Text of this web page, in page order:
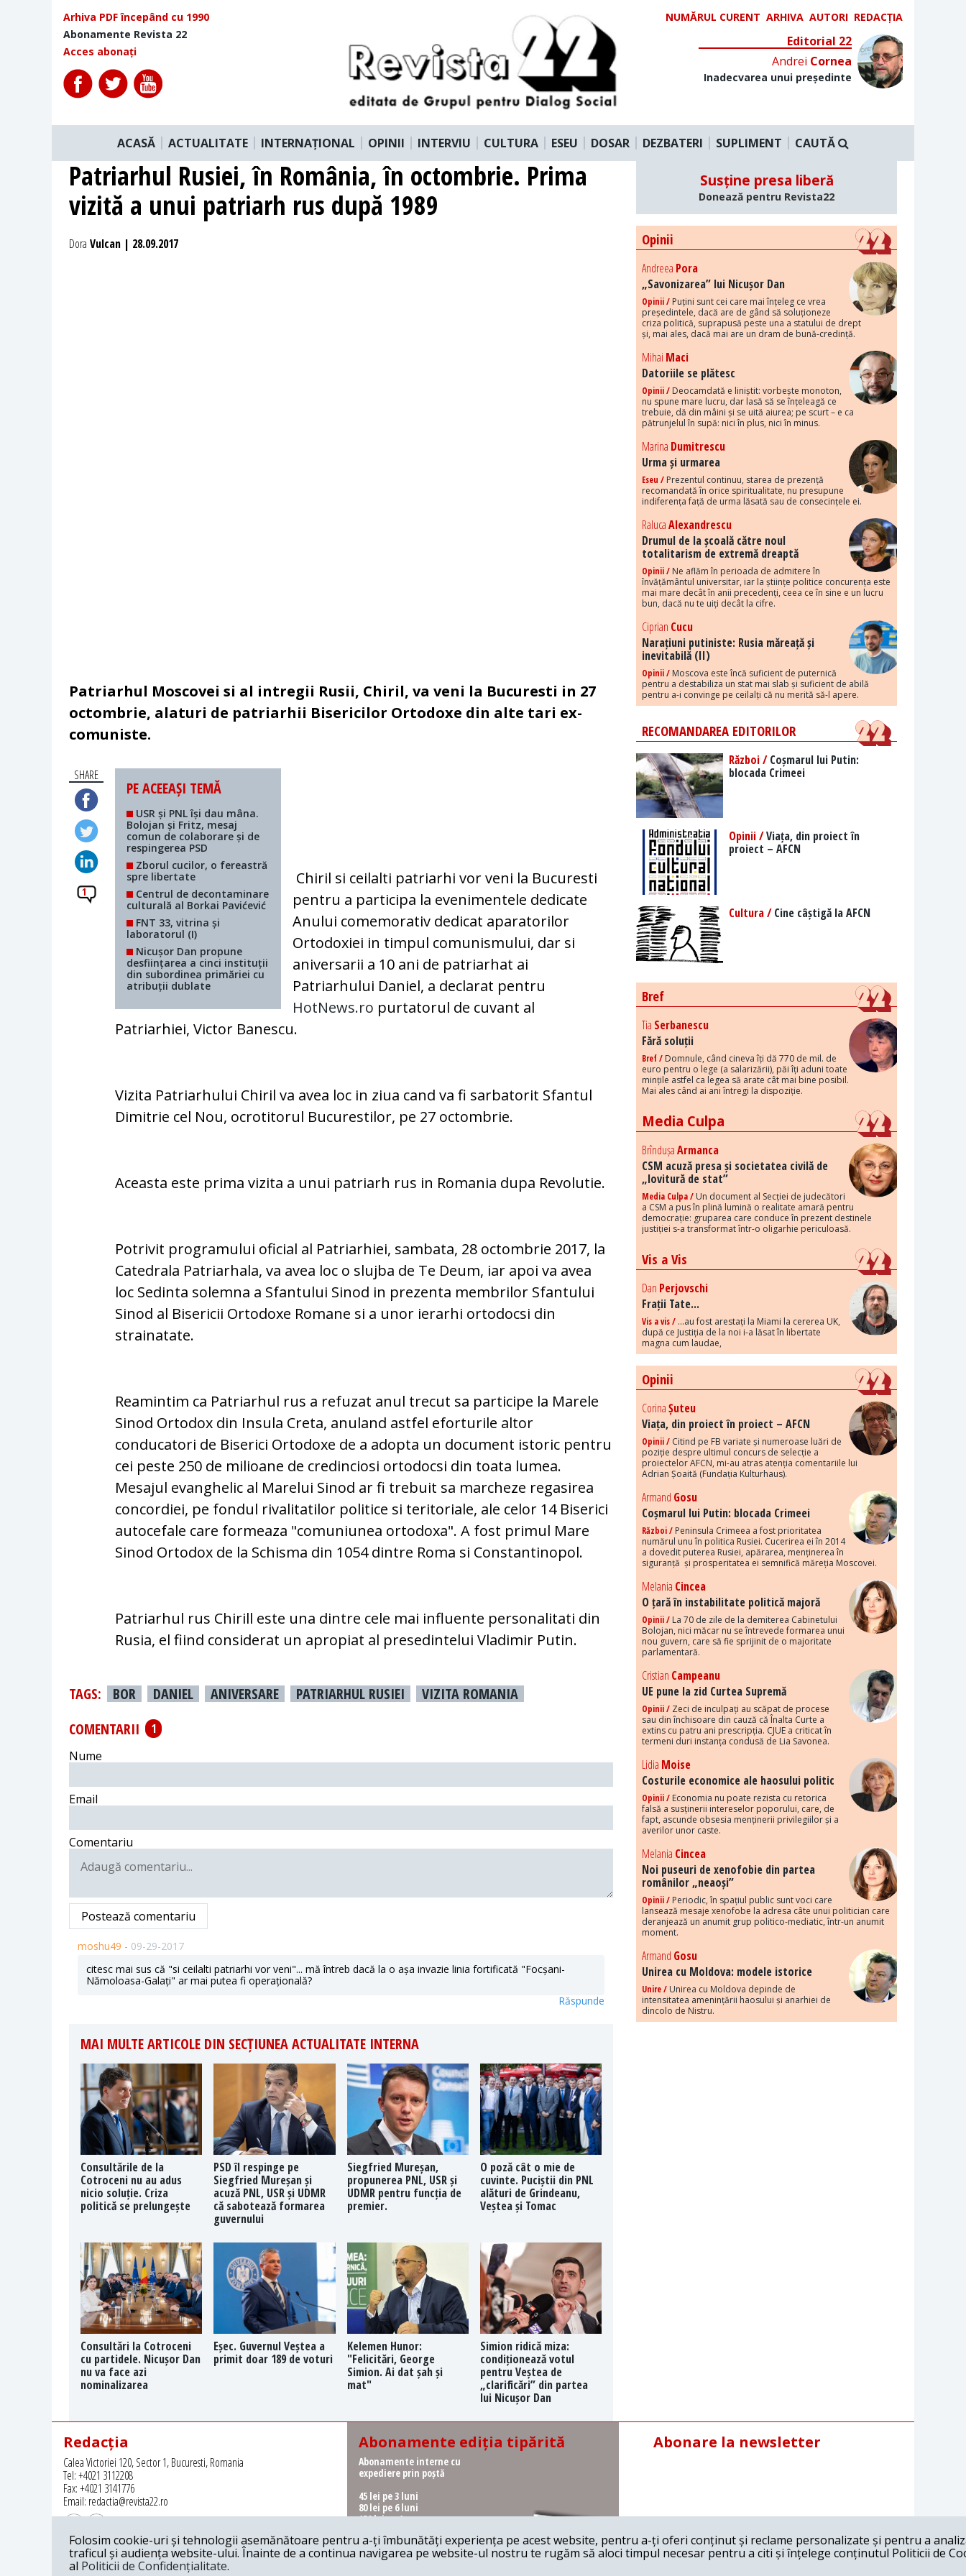
Arhiva PDF începând cu 1990
Abonamente Revista 22
Acces abonați
NUMĂRUL CURENT ARHIVA AUTORI REDACȚIA
Editorial 22
Andrei Cornea
Inadecvarea unui președinte
ACASĂ ACTUALITATE INTERNAȚIONAL OPINII INTERVIU CULTURA ESEU DOSAR DEZBATERI SUPLIMENT CAUTĂ
Patriarhul Rusiei, în România, în octombrie. Prima
vizită a unui patriarh rus după 1989
Dora Vulcan | 28.09.2017
Patriarhul Moscovei si al intregii Rusii, Chiril, va veni la Bucuresti in 27
octombrie, alaturi de patriarhii Bisericilor Ortodoxe din alte tari ex-
comuniste.
SHARE
1
PE ACEEAȘI TEMĂ
USR și PNL își dau mâna.
Bolojan și Fritz, mesaj
comun de colaborare și de
respingerea PSD
Zborul cucilor, o fereastră
spre libertate
Centrul de decontaminare
culturală al Borkai Pavićević
FNT 33, vitrina și
laboratorul (I)
Nicușor Dan propune
desființarea a cinci instituții
din subordinea primăriei cu
atribuții dublate
Chiril si ceilalti patriarhi vor veni la Bucuresti
pentru a participa la evenimentele dedicate
Anului comemorativ dedicat aparatorilor
Ortodoxiei in timpul comunismului, dar si
aniversarii a 10 ani de patriarhat ai
Patriarhului Daniel, a declarat pentru
HotNews.ro purtatorul de cuvant al
Patriarhiei, Victor Banescu.
Vizita Patriarhului Chiril va avea loc in ziua cand va fi sarbatorit Sfantul
Dimitrie cel Nou, ocrotitorul Bucurestilor, pe 27 octombrie.
Aceasta este prima vizita a unui patriarh rus in Romania dupa Revolutie.
Potrivit programului oficial al Patriarhiei, sambata, 28 octombrie 2017, la
Catedrala Patriarhala, va avea loc o slujba de Te Deum, iar apoi va avea
loc Sedinta solemna a Sfantului Sinod in prezenta membrilor Sfantului
Sinod al Bisericii Ortodoxe Romane si a unor ierarhi ortodocsi din
strainatate.
Reamintim ca Patriarhul rus a refuzat anul trecut sa participe la Marele
Sinod Ortodox din Insula Creta, anuland astfel eforturile altor
conducatori de Biserici Ortodoxe de a adopta un document istoric pentru
cei peste 250 de milioane de credinciosi ortodocsi din toata lumea.
Mesajul evanghelic al Marelui Sinod ar fi trebuit sa marcheze regasirea
concordiei, pe fondul rivalitatilor politice si teritoriale, ale celor 14 Biserici
autocefale care formeaza "comuniunea ortodoxa". A fost primul Mare
Sinod Ortodox de la Schisma din 1054 dintre Roma si Constantinopol.
Patriarhul rus Chirill este una dintre cele mai influente personalitati din
Rusia, el fiind considerat un apropiat al presedintelui Vladimir Putin.
TAGS: BOR DANIEL ANIVERSARE PATRIARHUL RUSIEI
VIZITA ROMANIA
COMENTARII
1
Nume
Email
Comentariu
Postează comentariu
moshu49 - 09-29-2017
citesc mai sus că "si ceilalti patriarhi vor veni"... mă întreb dacă la o așa invazie linia fortificată "Focșani-
Nămoloasa-Galați" ar mai putea fi operațională?
Răspunde
MAI MULTE ARTICOLE DIN SECȚIUNEA ACTUALITATE INTERNA
Consultările de la
Cotroceni nu au adus
nicio soluție. Criza
politică se prelungește
PSD îl respinge pe
Siegfried Mureșan și
acuză PNL, USR și UDMR
că sabotează formarea
guvernului
Siegfried Mureșan,
propunerea PNL, USR și
UDMR pentru funcția de
premier.
O poză cât o mie de
cuvinte. Puciștii din PNL
alături de Grindeanu,
Veștea și Tomac
Consultări la Cotroceni
cu partidele. Nicușor Dan
nu va face azi
nominalizarea
Eșec. Guvernul Veștea a
primit doar 189 de voturi
Kelemen Hunor:
"Felicitări, George
Simion. Ai dat șah și
mat"
Simion ridică miza:
condiționează votul
pentru Veștea de
„clarificări” din partea
lui Nicușor Dan
Susține presa liberă
Donează pentru Revista22
Opinii
Andreea Pora
„Savonizarea” lui Nicușor Dan
Opinii / Puțini sunt cei care mai înțeleg ce vrea
președintele, dacă are de gând să soluționeze
criza politică, suprapusă peste una a statului de drept
și, mai ales, dacă mai are un dram de bună-credință.
Mihai Maci
Datoriile se plătesc
Opinii / Deocamdată e liniștit: vorbește monoton,
nu spune mare lucru, dar lasă să se înțeleagă ce
trebuie, dă din mâini și se uită aiurea; pe scurt – e ca
pătrunjelul în supă: nici în plus, nici în minus.
Marina Dumitrescu
Urma și urmarea
Eseu / Prezentul continuu, starea de prezență
recomandată în orice spiritualitate, nu presupune
indiferența față de urma lăsată sau de consecințele ei.
RalucaAlexandrescu
Drumul de la școală către noul
totalitarism de extremă dreaptă
Opinii / Ne aflăm în perioada de admitere în
învățământul universitar, iar la științe politice concurența este
mai mare decât în anii precedenți, ceea ce în sine e un lucru
bun, dacă nu te uiți decât la cifre.
Ciprian Cucu
Narațiuni putiniste: Rusia măreață și
inevitabilă (II)
Opinii / Moscova este încă suficient de puternică
pentru a destabiliza un stat mai slab și suficient de abilă
pentru a-i convinge pe ceilalți că nu merită să-l apere.
RECOMANDAREA EDITORILOR
Război /Coșmarul lui Putin:
blocada Crimeei
Opinii /Viața, din proiect în
proiect – AFCN
Cultura /Cine câștigă la AFCN
Bref
Tia Serbanescu
Fără soluții
Bref / Domnule, când cineva îți dă 770 de mil. de
euro pentru o lege (a salarizării), păi îți aduni toate
mințile astfel ca legea să arate cât mai bine posibil.
Mai ales când ai ani întregi la dispoziție.
Media Culpa
BrîndușaArmanca
CSM acuză presa și societatea civilă de
„lovitură de stat”
Media Culpa / Un document al Secției de judecători
a CSM a pus în plină lumină o realitate amară pentru
democrație: gruparea care conduce în prezent destinele
justiției s-a transformat într-o oligarhie periculoasă.
Vis a Vis
Dan Perjovschi
Frații Tate...
Vis a vis / ...au fost arestați la Miami la cererea UK,
după ce Justiția de la noi i-a lăsat în libertate
magna cum laudae,
Opinii
CorinaȘuteu
Viața, din proiect în proiect – AFCN
Opinii / Citind pe FB variate și numeroase luări de
poziție despre ultimul concurs de selecție a
proiectelor AFCN, mi-au atras atenția comentariile lui
Adrian Șoaită (Fundația Kulturhaus).
Armand Gosu
Coșmarul lui Putin: blocada Crimeei
Război / Peninsula Crimeea a fost prioritatea
numărul unu în politica Rusiei. Cucerirea ei în 2014
a dovedit puterea Rusiei, apărarea, menținerea în
siguranță și prosperitatea ei semnifică măreția Moscovei.
Melania Cincea
O țară în instabilitate politică majoră
Opinii / La 70 de zile de la demiterea Cabinetului
Bolojan, nici măcar nu se întrevede formarea unui
nou guvern, care să fie sprijinit de o majoritate
parlamentară.
Cristian Campeanu
UE pune la zid Curtea Supremă
Opinii / Zeci de inculpați au scăpat de procese
sau din închisoare din cauză că Înalta Curte a
extins cu patru ani prescripția. CJUE a criticat în
termeni duri instanța condusă de Lia Savonea.
Lidia Moise
Costurile economice ale haosului politic
Opinii / Economia nu poate rezista cu retorica
falsă a susținerii intereselor poporului, care, de
fapt, ascunde obsesia menținerii privilegiilor și a
averilor unor caste.
Melania Cincea
Noi puseuri de xenofobie din partea
românilor „neaoși”
Opinii / Periodic, în spațiul public sunt voci care
lansează mesaje xenofobe la adresa câte unui politician care
deranjează un anumit grup politico-mediatic, într-un anumit
moment.
Armand Gosu
Unirea cu Moldova: modele istorice
Unire / Unirea cu Moldova depinde de
intensitatea amenințării haosului și anarhiei de
dincolo de Nistru.
Redacția
Calea Victoriei 120, Sector 1, Bucuresti, Romania
Tel: +4021 3112208
Fax: +4021 3141776
Email: redactia@revista22.ro
Revista 22 este editata de
Abonamente ediția tipărită
Abonamente interne cu
expediere prin poștă
45 lei pe 3 luni
80 lei pe 6 luni
150 lei pe 1 an
Abonamente interne cu
ridicare de la redacție
Abonare la newsletter
Folosim cookie-uri și tehnologii asemănătoare pentru a-ți îmbunătăți experiența pe acest website, pentru a-ți oferi conținut și reclame personalizate și pentru a
traficul și audiența website-ului. Înainte de a continua navigarea pe website-ul nostru te rugăm să aloci timpul necesar pentru a citi și înțelege conținutul Politicii de
al Politicii de Confidențialitate.